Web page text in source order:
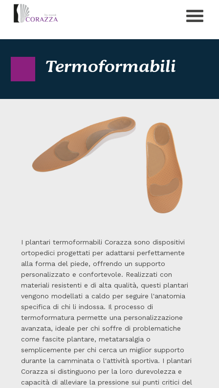
Termoformabili
I plantari termoformabili Corazza sono dispositivi
ortopedici progettati per adattarsi perfettamente
alla forma del piede, offrendo un supporto
personalizzato e confortevole. Realizzati con
materiali resistenti e di alta qualità, questi plantari
vengono modellati a caldo per seguire l'anatomia
specifica di chi li indossa. Il processo di
termoformatura permette una personalizzazione
avanzata, ideale per chi soffre di problematiche
come fascite plantare, metatarsalgia o
semplicemente per chi cerca un miglior supporto
durante la camminata o l'attività sportiva. I plantari
Corazza si distinguono per la loro durevolezza e
capacità di alleviare la pressione sui punti critici del